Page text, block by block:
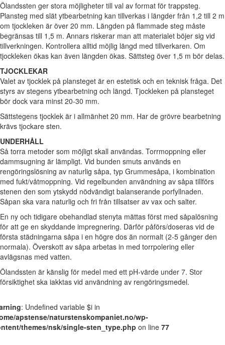
Ölandssten ger stora möjligheter till val av format för trappsteg.
Plansteg med slät ytbearbetning kan tillverkas i längder från 1,2 till 2 m
om tjockleken är över 20 mm. Längden på flammade steg måste
begränsas till 1,5 m. Annars riskerar man att materialet böjer sig vid
tillverkningen. Kontrollera alltid möjlig längd med tillverkaren. Om
tjockleken ökas kan även längden ökas. Sättsteg över 1,5 m bör delas.
TJOCKLEKAR
Valet av tjocklek på plansteget är en estetisk och en teknisk fråga. Det
styrs av stegens ytbearbetning och längd. Tjockleken på plansteget
bör dock vara minst 20-30 mm.
Sättstegens tjocklek är i allmänhet 20 mm. Har de grövre bearbetning
krävs tjockare sten.
UNDERHÅLL
Så torra metoder som möjligt skall användas. Torrmoppning eller
dammsugning är lämpligt. Vid bunden smuts används en
rengöringslösning av naturlig såpa, typ Grummesåpa, i kombination
med fukt/våtmoppning. Vid regelbunden användning av såpa tillförs
stenen den som ytskydd nödvändigt balanserande porfyllnaden.
Såpan ska vara naturlig och fri från tillsatser av vax och salter.
En ny och tidigare obehandlad stenyta mättas först med såpalösning
för att ge en skyddande impregnering. Därför påförs/doseras vid de
första städningarna såpa i en högre dos än normalt (2-5 gånger den
normala). Överskott av såpa arbetas in med torrpolering eller
avlägsnas med vatten.
Ölandssten är känslig för medel med ett pH-värde under 7. Stor
försiktighet ska iakktas vid användning av rengöringsmedel.
: Undefined variable $i in
apstense/naturstenskompaniet.no/wp-
themes/nsk/single-sten_type.php on line 77